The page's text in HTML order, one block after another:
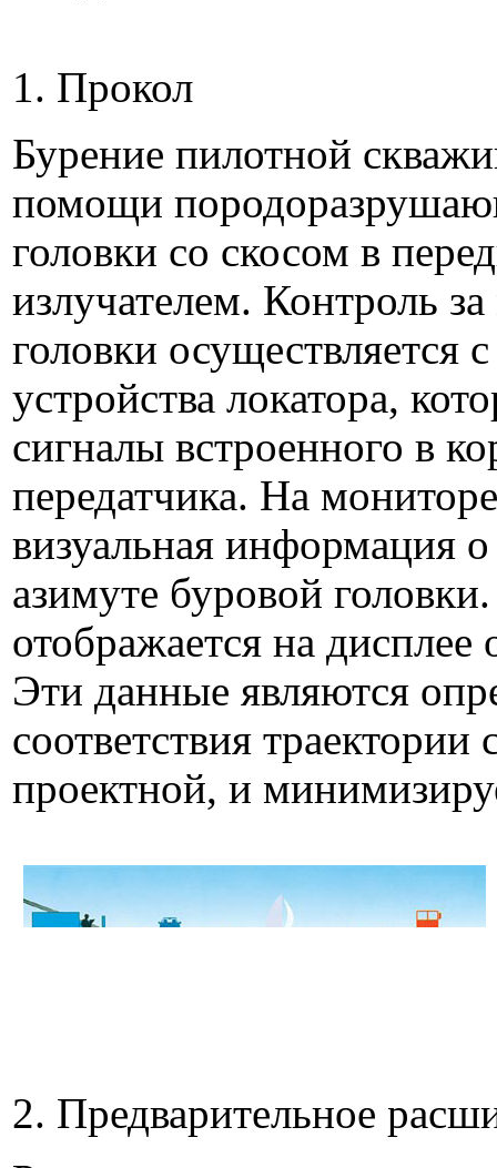
1. Прокол
Бурение пилотной
помощи
головки со скосом в
излучателем. Контроль
головки
устройства локатора,
сигналы встроенного в
передатчика. На
визуальная информация
азимуте буровой
отображается на дисплее
Эти данные являются
соответствия
проектной, и
2. Предварительное